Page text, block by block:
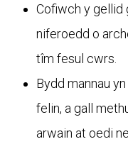
Cofiwch y gellid
niferoedd o
tîm fesul cwrs.
Bydd mannau
felin, a gall
arwain at oedi